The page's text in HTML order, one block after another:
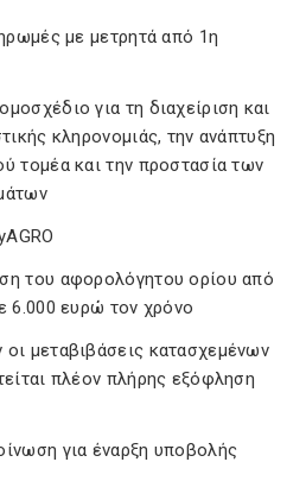
με μετρητά από 1η
για τη διαχείριση και
κληρονομιάς, την ανάπτυξη
τομέα και την προστασία των
του αφορολόγητου ορίου από
6.000 ευρώ τον χρόνο
μεταβιβάσεις κατασχεμένων
πλέον πλήρης εξόφληση
για έναρξη υποβολής